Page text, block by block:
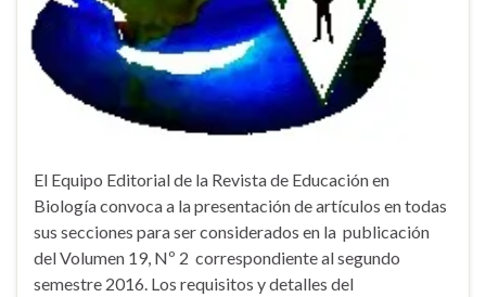
El Equipo Editorial de la Revista de Educación en
Biología convoca a la presentación de artículos en todas
sus secciones para ser considerados en la publicación
del Volumen 19, Nº 2 correspondiente al segundo
semestre 2016. Los requisitos y detalles del